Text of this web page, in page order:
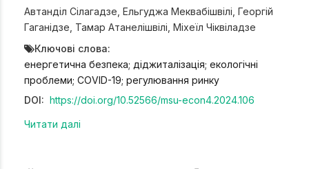
Автанділ Сілагадзе Ельгуджа Меквабішвілі Георгій
Гаганідзе Тамар Атанелішвілі Міхеїл Чіквіладзе
Ключові слова:
енергетична безпека; діджиталізація; екологічні
проблеми; COVID-19; регулювання ринку
DOI: https://doi.org/10.52566/msu-econ4.2024.106
Читати далі